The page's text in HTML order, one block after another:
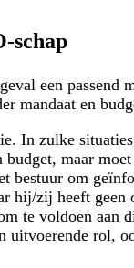
schap
een passend
mandaat en
In zulke
budget, maar
bestuur om
hij/zij heeft
te voldoen
uitvoerende rol,